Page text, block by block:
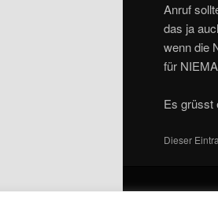
Anruf
das ja
wenn die
für
Es grüsst
Dieser